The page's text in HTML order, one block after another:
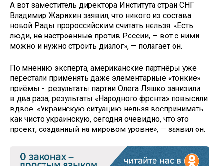
А вот заместитель директора Института стран СНГ
Владимир Жарихин заявил, что никого из состава
новой Рады пророссийским считать нельзя. «Есть
люди, не настроенные против России, — вот с ними
можно и нужно строить диалог», — полагает он.
По мнению эксперта, американские партнёры уже
перестали применять даже элементарные «тонкие»
приёмы - результаты партии Олега Ляшко занизили
в два раза, результаты «Народного фронта» повысили
вдвое. «Украинскую ситуацию нельзя воспринимать
как чисто украинскую, сегодня очевидно, что это
проект, созданный на мировом уровне», — заявил он.